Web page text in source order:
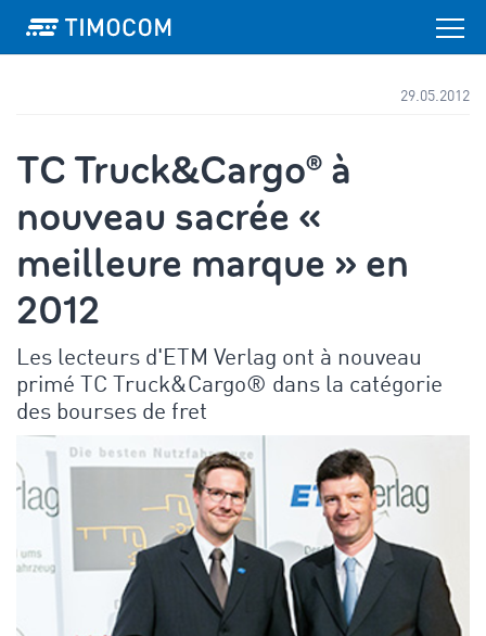
29.05.2012
TC Truck&Cargo® à
nouveau sacrée «
meilleure marque » en
2012
Les lecteurs d'ETM Verlag ont à nouveau
primé TC Truck&Cargo® dans la catégorie
des bourses de fret